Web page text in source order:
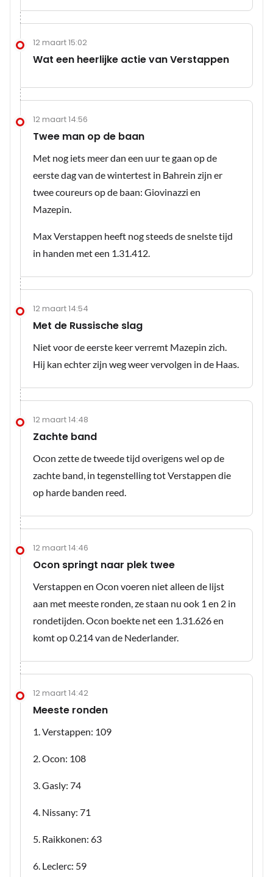
12 maart 15:02
Wat een heerlijke actie van Verstappen
12 maart 14:56
Twee man op de baan
Met nog iets meer dan een uur te gaan op de
eerste dag van de wintertest in Bahrein zijn er
twee coureurs op de baan: Giovinazzi en
Mazepin.
Max Verstappen heeft nog steeds de snelste tijd
in handen met een 1.31.412.
12 maart 14:54
Met de Russische slag
Niet voor de eerste keer verremt Mazepin zich.
Hij kan echter zijn weg weer vervolgen in de Haas.
12 maart 14:48
Zachte band
Ocon zette de tweede tijd overigens wel op de
zachte band, in tegenstelling tot Verstappen die
op harde banden reed.
12 maart 14:46
Ocon springt naar plek twee
Verstappen en Ocon voeren niet alleen de lijst
aan met meeste ronden, ze staan nu ook 1 en 2 in
rondetijden. Ocon boekte net een 1.31.626 en
komt op 0.214 van de Nederlander.
12 maart 14:42
Meeste ronden
1. Verstappen: 109
2. Ocon: 108
3. Gasly: 74
4. Nissany: 71
5. Raikkonen: 63
6. Leclerc: 59